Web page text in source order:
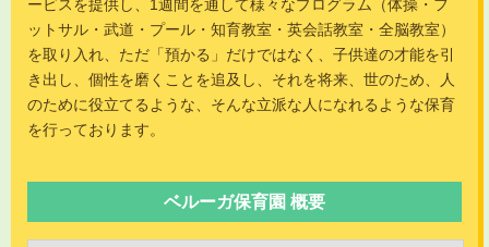
お知らせ
入園情報
ービスを提供し、1週間を通して様々なプログラム（体操・フ
ットサル・武道・プール・知育教室・英会話教室・全脳教室）
を取り入れ、ただ「預かる」だけではなく、子供達の才能を引
き出し、個性を磨くことを追及し、それを将来、世のため、人
のために役立てるような、そんな立派な人になれるような保育
を行っております。
ベルーガ保育園 概要